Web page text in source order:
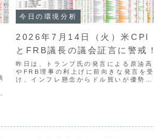
今日の環境分析
2026年7月14日（火）米CPI
とFRB議長の議会証言に警戒！
昨日は、トランプ氏の発言による原油高
やFRB理事の利上げに前向きな発言を受
け、インフレ懸念からドル買いが優勢と